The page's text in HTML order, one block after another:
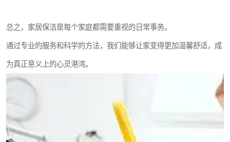
总之，家居保洁是每个家庭都需要重视的日常事务。
通过专业的服务和科学的方法，我们能够让家变得更加温馨舒适，成
为真正意义上的心灵港湾。